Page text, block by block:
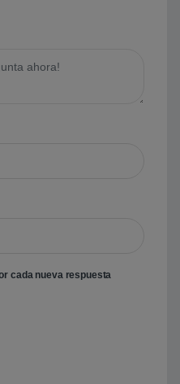
cada nueva respuesta